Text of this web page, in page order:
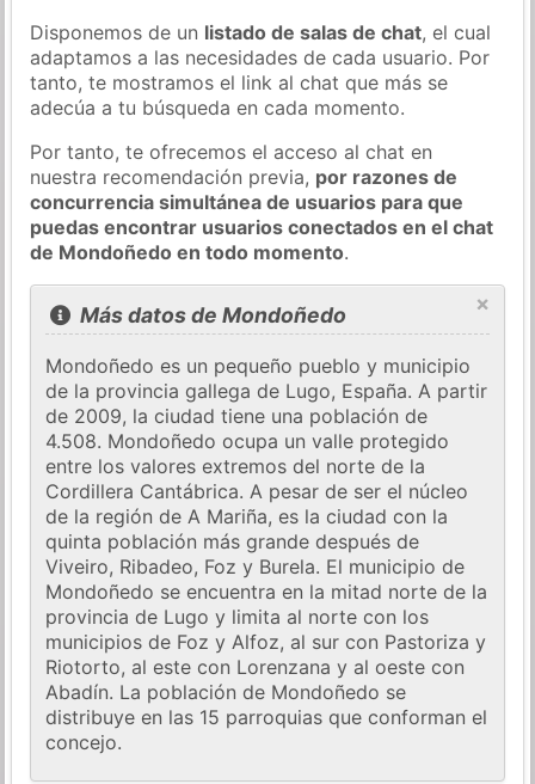
Disponemos de un listado de salas de chat, el cual
adaptamos a las necesidades de cada usuario. Por
tanto, te mostramos el link al chat que más se
adecúa a tu búsqueda en cada momento.
Por tanto, te ofrecemos el acceso al chat en
nuestra recomendación previa, por razones de
concurrencia simultánea de usuarios para que
puedas encontrar usuarios conectados en el chat
de Mondoñedo en todo momento.
×
Más datos de Mondoñedo
Mondoñedo es un pequeño pueblo y municipio
de la provincia gallega de Lugo, España. A partir
de 2009, la ciudad tiene una población de
4.508. Mondoñedo ocupa un valle protegido
entre los valores extremos del norte de la
Cordillera Cantábrica. A pesar de ser el núcleo
de la región de A Mariña, es la ciudad con la
quinta población más grande después de
Viveiro, Ribadeo, Foz y Burela. El municipio de
Mondoñedo se encuentra en la mitad norte de la
provincia de Lugo y limita al norte con los
municipios de Foz y Alfoz, al sur con Pastoriza y
Riotorto, al este con Lorenzana y al oeste con
Abadín. La población de Mondoñedo se
distribuye en las 15 parroquias que conforman el
concejo.